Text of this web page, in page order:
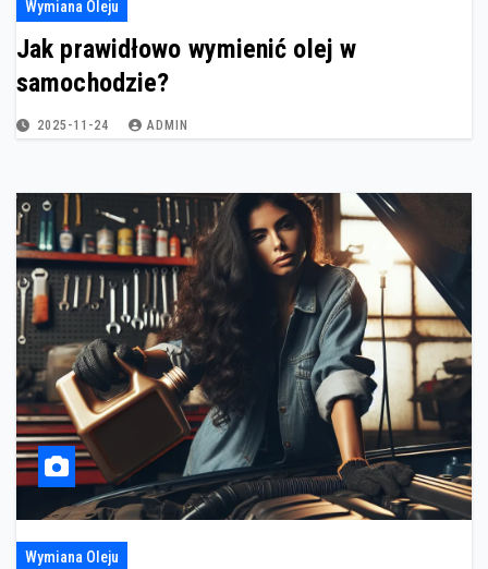
Wymiana Oleju
Jak prawidłowo wymienić olej w
samochodzie?
2025-11-24 ADMIN
Wymiana Oleju